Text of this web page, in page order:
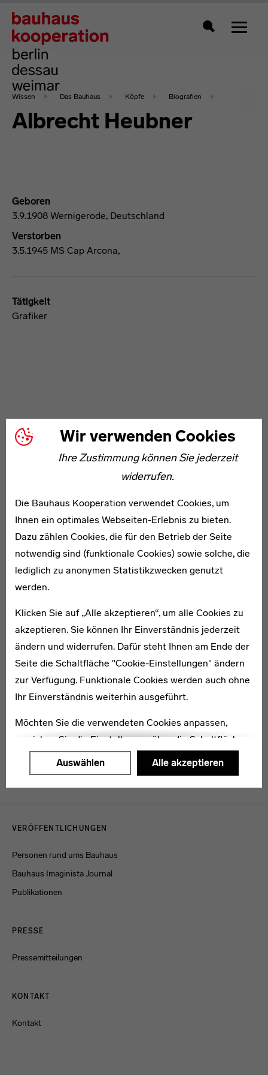
Wir verwenden Cookies
Ihre Zustimmung können Sie jederzeit
widerrufen.
Die Bauhaus Kooperation verwendet Cookies, um
Ihnen ein optimales Webseiten-Erlebnis zu bieten.
Dazu zählen Cookies, die für den Betrieb der Seite
notwendig sind (funktionale Cookies) sowie solche, die
lediglich zu anonymen Statistikzwecken genutzt
werden.
Klicken Sie auf „Alle akzeptieren“, um alle Cookies zu
akzeptieren. Sie können Ihr Einverständnis jederzeit
ändern und widerrufen. Dafür steht Ihnen am Ende der
Seite die Schaltfläche "Cookie-Einstellungen" ändern
zur Verfügung. Funktionale Cookies werden auch ohne
Ihr Einverständnis weiterhin ausgeführt.
Möchten Sie die verwendeten Cookies anpassen,
erreichen Sie die Einstellungen über die Schaltfläche
"Auswählen".
Auswählen Alle akzeptieren
Zeigt
Wissen Das Bauhaus Köpfe Biografien
Albrecht Heubner
Geboren
3.9.1908 Wernigerode, Deutschland
Verstorben
3.5.1945 MS Cap Arcona,
Tätigkeit
Grafiker
Sabine Gova
1901–2000
Hanns Hoffmann-Lederer
1899–1970
VERÖFFENTLICHUNGEN
Personen rund ums Bauhaus
Bauhaus Imaginista Journal
Publikationen
PRESSE
Pressemitteilungen
KONTAKT
Kontakt